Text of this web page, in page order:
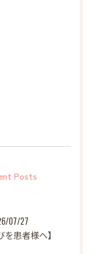
Posts
07/27
を患者様へ】